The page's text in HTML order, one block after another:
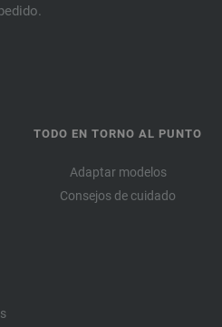
TODO EN TORNO AL PUNTO
Adaptar modelos
Consejos de cuidado